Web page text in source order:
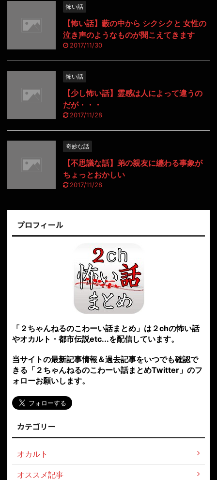
怖い話
【怖い話】藪の中から シクシクと 女性の
泣き声のようなものが聞こえてきます
2017/11/30
怖い話
【少し怖い話】霊感は人によって違うの
だが・・・
2017/11/28
奇妙な話
【不思議な話】弟の親友に纏わる事象が
ちょっとおかしい
2017/11/28
プロフィール
「２ちゃんねるのこわーい話まとめ」は２chの怖い話
やオカルト・都市伝説etc...を配信しています。
当サイトの最新記事情報＆過去記事をいつでも確認で
きる「２ちゃんねるのこわーい話まとめTwitter」のフ
ォローお願いします。
カテゴリー
オカルト
オススメ記事